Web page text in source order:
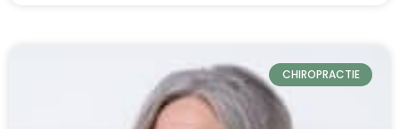
CHIROPRACTIE